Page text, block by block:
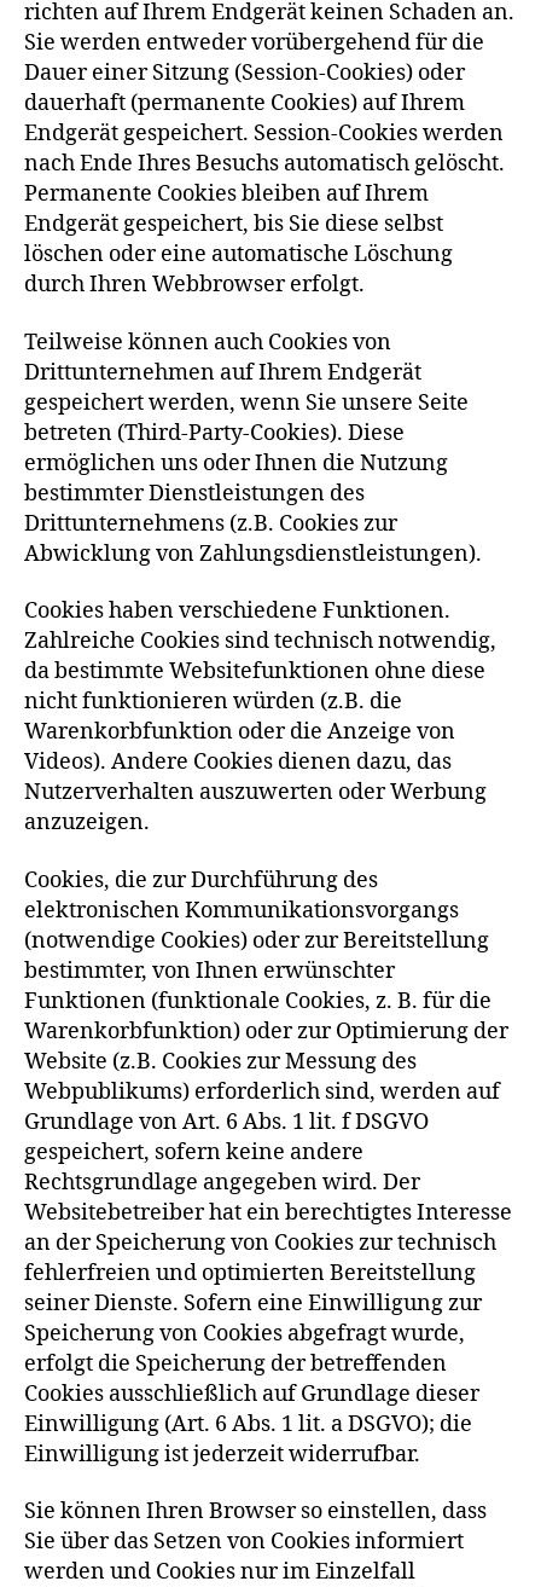
richten auf Ihrem Endgerät keinen Schaden an.
Sie werden entweder vorübergehend für die
Dauer einer Sitzung (Session-Cookies) oder
dauerhaft (permanente Cookies) auf Ihrem
Endgerät gespeichert. Session-Cookies werden
nach Ende Ihres Besuchs automatisch gelöscht.
Permanente Cookies bleiben auf Ihrem
Endgerät gespeichert, bis Sie diese selbst
löschen oder eine automatische Löschung
durch Ihren Webbrowser erfolgt.
Teilweise können auch Cookies von
Drittunternehmen auf Ihrem Endgerät
gespeichert werden, wenn Sie unsere Seite
betreten (Third-Party-Cookies). Diese
ermöglichen uns oder Ihnen die Nutzung
bestimmter Dienstleistungen des
Drittunternehmens (z.B. Cookies zur
Abwicklung von Zahlungsdienstleistungen).
Cookies haben verschiedene Funktionen.
Zahlreiche Cookies sind technisch notwendig,
da bestimmte Websitefunktionen ohne diese
nicht funktionieren würden (z.B. die
Warenkorbfunktion oder die Anzeige von
Videos). Andere Cookies dienen dazu, das
Nutzerverhalten auszuwerten oder Werbung
anzuzeigen.
Cookies, die zur Durchführung des
elektronischen Kommunikationsvorgangs
(notwendige Cookies) oder zur Bereitstellung
bestimmter, von Ihnen erwünschter
Funktionen (funktionale Cookies, z. B. für die
Warenkorbfunktion) oder zur Optimierung der
Website (z.B. Cookies zur Messung des
Webpublikums) erforderlich sind, werden auf
Grundlage von Art. 6 Abs. 1 lit. f DSGVO
gespeichert, sofern keine andere
Rechtsgrundlage angegeben wird. Der
Websitebetreiber hat ein berechtigtes Interesse
an der Speicherung von Cookies zur technisch
fehlerfreien und optimierten Bereitstellung
seiner Dienste. Sofern eine Einwilligung zur
Speicherung von Cookies abgefragt wurde,
erfolgt die Speicherung der betreffenden
Cookies ausschließlich auf Grundlage dieser
Einwilligung (Art. 6 Abs. 1 lit. a DSGVO); die
Einwilligung ist jederzeit widerrufbar.
Sie können Ihren Browser so einstellen, dass
Sie über das Setzen von Cookies informiert
werden und Cookies nur im Einzelfall